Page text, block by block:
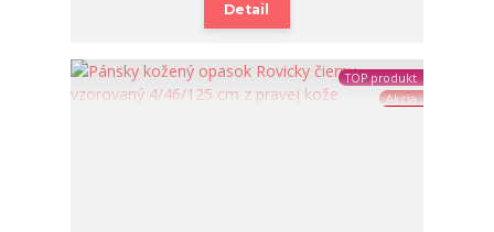
Detail
TOP produkt
Akcia